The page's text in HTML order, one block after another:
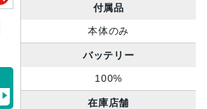
付属品
本体のみ
バッテリー
100%
在庫店舗